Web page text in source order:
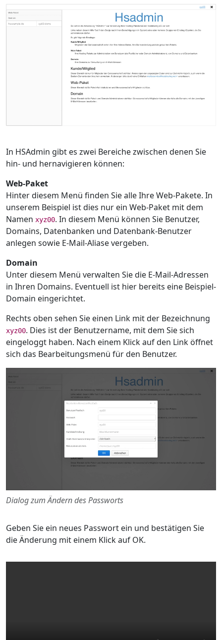
In HSAdmin gibt es zwei Bereiche zwischen denen Sie
hin- und hernavigieren können:
Web-Paket
Hinter diesem Menü finden Sie alle Ihre Web-Pakete. In
unserem Beispiel ist dies nur ein Web-Paket mit dem
Namen xyz00. In diesem Menü können Sie Benutzer,
Domains, Datenbanken und Datenbank-Benutzer
anlegen sowie E-Mail-Aliase vergeben.
Domain
Unter diesem Menü verwalten Sie die E-Mail-Adressen
in Ihren Domains. Eventuell ist hier bereits eine Beispiel-
Domain eingerichtet.
Rechts oben sehen Sie einen Link mit der Bezeichnung
xyz00. Dies ist der Benutzername, mit dem Sie sich
eingeloggt haben. Nach einem Klick auf den Link öffnet
sich das Bearbeitungsmenü für den Benutzer.
Dialog zum Ändern des Passworts
Geben Sie ein neues Passwort ein und bestätigen Sie
die Änderung mit einem Klick auf OK.